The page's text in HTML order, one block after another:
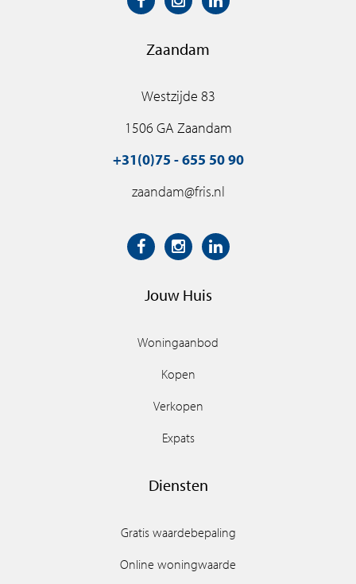
Zaandam
Westzijde 83
1506 GA Zaandam
+31(0)75 - 655 50 90
zaandam@fris.nl
Jouw Huis
Woningaanbod
Kopen
Verkopen
Expats
Diensten
Gratis waardebepaling
Online woningwaarde